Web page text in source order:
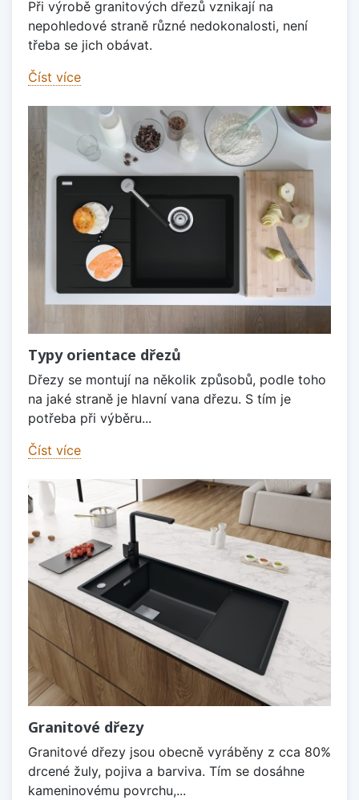
Při výrobě granitových dřezů vznikají na
nepohledové straně různé nedokonalosti, není
třeba se jich obávat.
Číst více
Typy orientace dřezů
Dřezy se montují na několik způsobů, podle toho
na jaké straně je hlavní vana dřezu. S tím je
potřeba při výběru...
Číst více
Granitové dřezy
Granitové dřezy jsou obecně vyráběny z cca 80%
drcené žuly, pojiva a barviva. Tím se dosáhne
kameninovému povrchu,...